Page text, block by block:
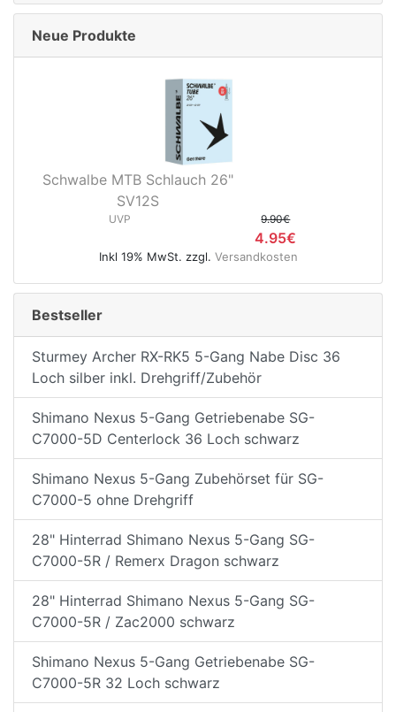
Neue Produkte
Schwalbe MTB Schlauch 26"
SV12S
UVP 9.90€
4.95€
Inkl 19% MwSt. zzgl. Versandkosten
Bestseller
Sturmey Archer RX-RK5 5-Gang Nabe Disc 36
Loch silber inkl. Drehgriff/Zubehör
Shimano Nexus 5-Gang Getriebenabe SG-
C7000-5D Centerlock 36 Loch schwarz
Shimano Nexus 5-Gang Zubehörset für SG-
C7000-5 ohne Drehgriff
28" Hinterrad Shimano Nexus 5-Gang SG-
C7000-5R / Remerx Dragon schwarz
28" Hinterrad Shimano Nexus 5-Gang SG-
C7000-5R / Zac2000 schwarz
Shimano Nexus 5-Gang Getriebenabe SG-
C7000-5R 32 Loch schwarz